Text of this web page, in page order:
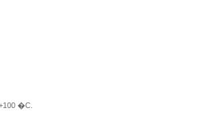
�C.